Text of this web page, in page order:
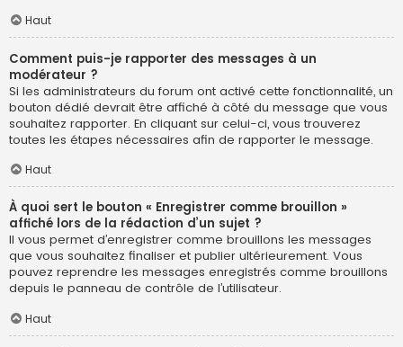
Haut
Comment puis-je rapporter des messages à un
modérateur ?
Si les administrateurs du forum ont activé cette fonctionnalité, un
bouton dédié devrait être affiché à côté du message que vous
souhaitez rapporter. En cliquant sur celui-ci, vous trouverez
toutes les étapes nécessaires afin de rapporter le message.
Haut
À quoi sert le bouton « Enregistrer comme brouillon »
affiché lors de la rédaction d’un sujet ?
Il vous permet d’enregistrer comme brouillons les messages
que vous souhaitez finaliser et publier ultérieurement. Vous
pouvez reprendre les messages enregistrés comme brouillons
depuis le panneau de contrôle de l’utilisateur.
Haut